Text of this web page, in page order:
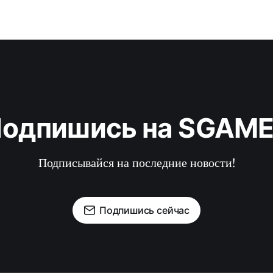
на
Подписывайся на последние новости!
Подпишись сейчас